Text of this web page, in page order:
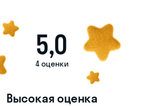
5,0
4 оценки
Высокая оценка